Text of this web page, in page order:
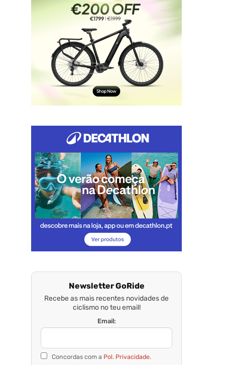
Newsletter GoRide
Recebe as mais recentes novidades de
ciclismo no teu email!
Email:
Concordas com a Pol. Privacidade.